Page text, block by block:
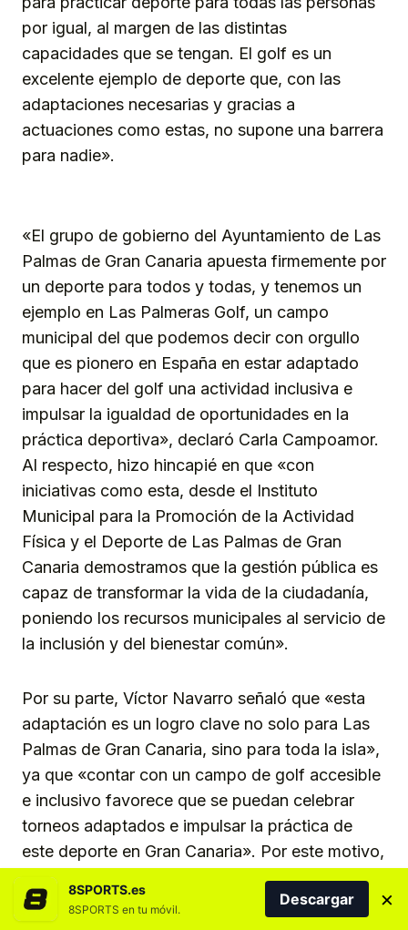
por igual, al margen de las distintas
capacidades que se tengan. El golf es un
excelente ejemplo de deporte que, con las
adaptaciones necesarias y gracias a
actuaciones como estas, no supone una barrera
para nadie».
«El grupo de gobierno del Ayuntamiento de Las
Palmas de Gran Canaria apuesta firmemente por
un deporte para todos y todas, y tenemos un
ejemplo en Las Palmeras Golf, un campo
municipal del que podemos decir con orgullo
que es pionero en España en estar adaptado
para hacer del golf una actividad inclusiva e
impulsar la igualdad de oportunidades en la
práctica deportiva», declaró Carla Campoamor.
Al respecto, hizo hincapié en que «con
iniciativas como esta, desde el Instituto
Municipal para la Promoción de la Actividad
Física y el Deporte de Las Palmas de Gran
Canaria demostramos que la gestión pública es
capaz de transformar la vida de la ciudadanía,
poniendo los recursos municipales al servicio de
la inclusión y del bienestar común».
Por su parte, Víctor Navarro señaló que «esta
adaptación es un logro clave no solo para Las
Palmas de Gran Canaria, sino para toda la isla»,
ya que «contar con un campo de golf accesible
e inclusivo favorece que se puedan celebrar
torneos adaptados e impulsar la práctica de
este deporte en Gran Canaria». Por este motivo,
«desde el Cabildo de Gran Canaria
agradecemos y felicitamos a todas las
8SPORTS.es
8SPORTS en tu móvil.
Descargar ×